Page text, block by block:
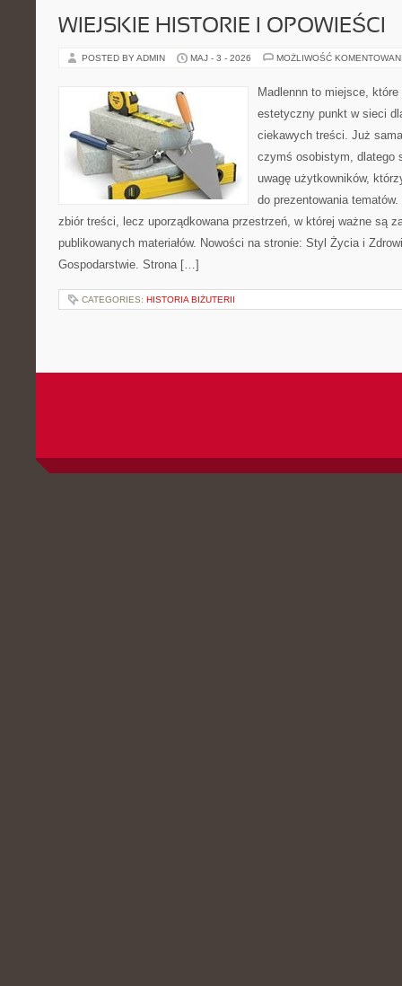
WIEJSKIE HISTORIE I OPOWIEŚCI
POSTED BY ADMIN MAJ - 3 - 2026 MOŻLIWOŚĆ
Madlennn to miejsce,
estetyczny punkt w sieci
ciekawych treści. Już
czymś osobistym, dlatego
uwagę użytkowników,
do prezentowania
zbiór treści, lecz uporządkowana przestrzeń, w której ważne są
publikowanych materiałów. Nowości na stronie: Styl Życia i
Gospodarstwie. Strona […]
CATEGORIES: HISTORIA BIŻUTERII